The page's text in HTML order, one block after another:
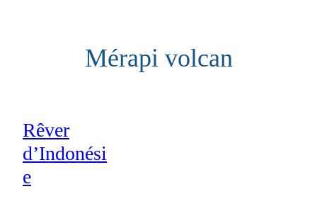
Mérapi volcan
Rêver
d’Indonési
e